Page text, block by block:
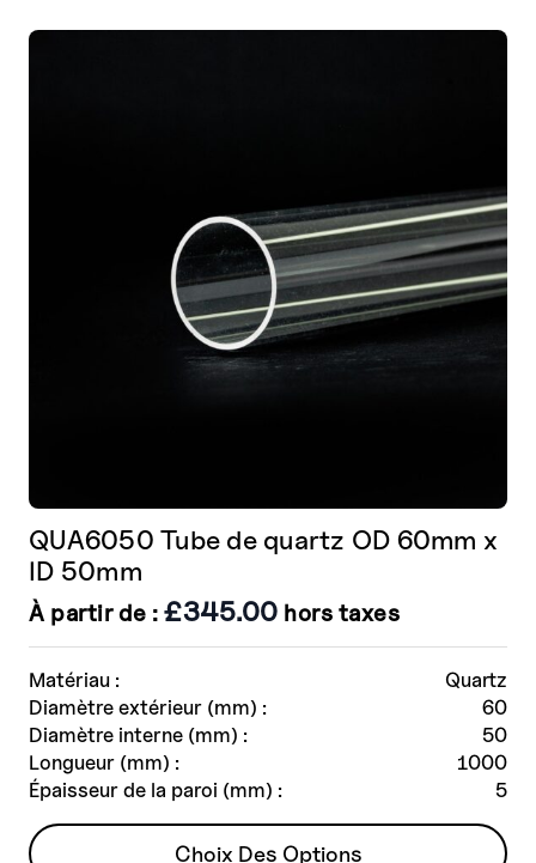
Matériau :
Quartz
Diamètre extérieur (mm) :
60
Diamètre interne (mm) :
50
Longueur (mm) :
1000
Épaisseur de la paroi (mm) :
5
QUA6050 Tube de quartz OD 60mm x
ID 50mm
À partir de : £345.00 hors taxes
Choix Des Options
Ce